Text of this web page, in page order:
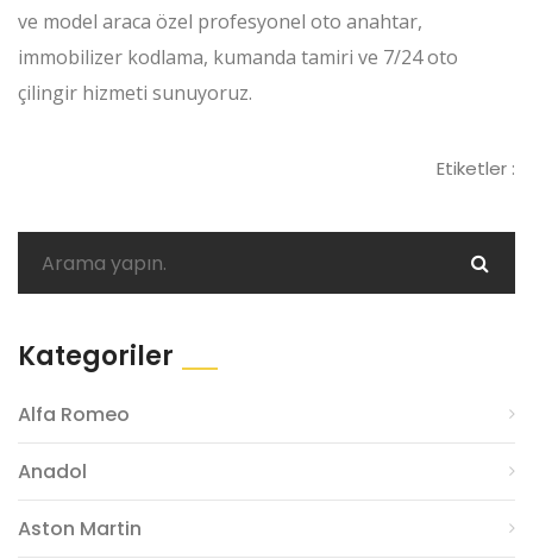
ve model araca özel profesyonel oto anahtar,
immobilizer kodlama, kumanda tamiri ve 7/24 oto
çilingir hizmeti sunuyoruz.
Etiketler :
Kategoriler
Alfa Romeo
Anadol
Aston Martin